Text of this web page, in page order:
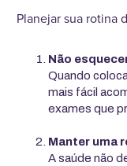
Planejar sua rotina
Não
Quando
mais fácil
exames que
Manter uma
A saúde não